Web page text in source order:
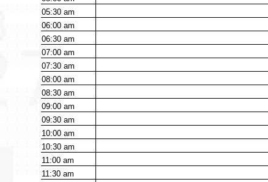
05:30am
06:00am
06:30am
07:00am
07:30am
08:00am
08:30am
09:00am
09:30am
10:00am
10:30am
11:00am
11:30am